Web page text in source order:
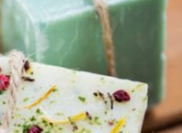
30
OTTOBRE
2023
CORSO TRATTAMENTI AYURVEDA
– HOT STONE E PINDASWEDA A
CATANIA 12 NOVEMBRE 2023